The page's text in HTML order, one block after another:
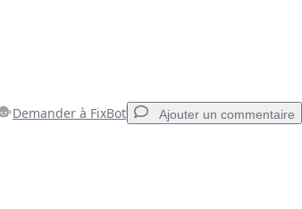
Demander à FixBot Ajouter un commentaire